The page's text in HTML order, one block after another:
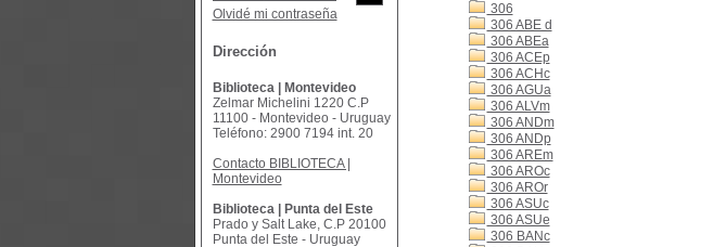
306
306 ABE d
306 ABEa
306 ACEp
306 ACHc
306 AGUa
306 ALVm
306 ANDm
306 ANDp
306 AREm
306 AROc
306 AROr
306 ASUc
306 ASUe
306 BANc
Olvidé mi contraseña
Dirección
Biblioteca | Montevideo
Zelmar Michelini 1220 C.P
11100 - Montevideo - Uruguay
Teléfono: 2900 7194 int. 20
Contacto BIBLIOTECA |
Montevideo
Biblioteca | Punta del Este
Prado y Salt Lake, C.P 20100
Punta del Este - Uruguay